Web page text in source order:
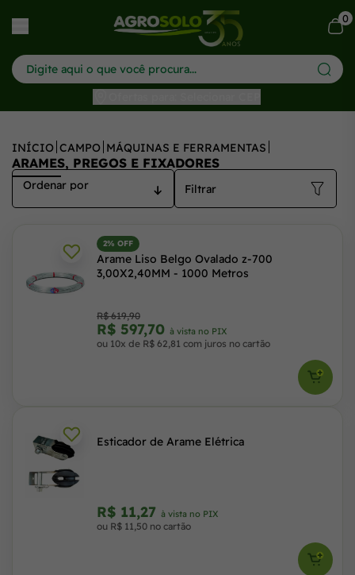
0
INÍCIO CAMPO MÁQUINAS E FERRAMENTAS
ARAMES, PREGOS E FIXADORES
Filtrar
2% OFF
Arame Liso Belgo Ovalado z-700
3,00X2,40MM - 1000 Metros
R$ 619,90
R$ 597,70 à vista no PIX
ou 10x de R$ 62,81 com juros no cartão
Esticador de Arame Elétrica
R$ 11,27 à vista no PIX
ou R$ 11,50 no cartão